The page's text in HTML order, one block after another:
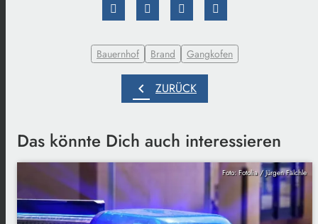
Bauernhof Brand Gangkofen
chevron_left ZURÜCK
Das könnte Dich auch interessieren
Foto: Fotolia / Jürgen Fälchle